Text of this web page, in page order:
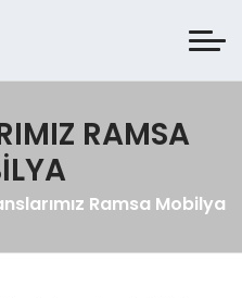
RAMSA
Ramsa Mobilya